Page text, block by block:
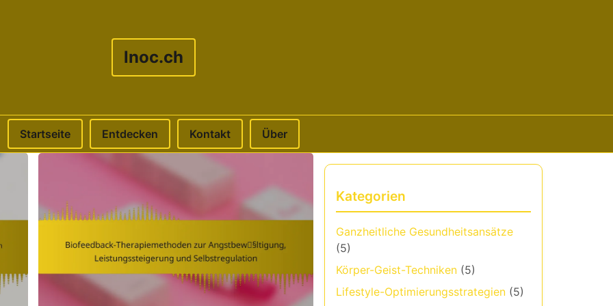
lnoc.ch
Startseite Entdecken Kontakt
Über
Kategorien
Ganzheitliche Gesundheitsansätze
(5)
Körper-Geist-Techniken (5)
Lifestyle-Optimierungsstrategien (5)